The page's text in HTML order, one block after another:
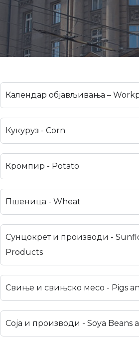
Календар објављивања –
Кукуруз - Corn
Кромпир - Potato
Пшеница - Wheat
Сунцокрет и производи -
Products
Свиње и свињско месо - Pigs
Соја и производи - Soya Beans